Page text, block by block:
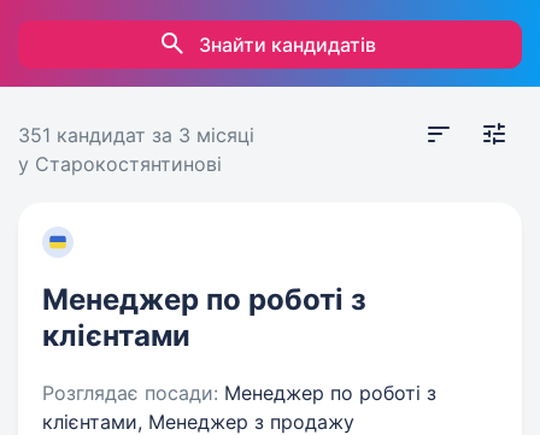
Знайти кандидатів
351 кандидат за 3 місяці
у Старокостянтинові
Менеджер по роботі з
клієнтами
Розглядає посади: Менеджер по роботі з
клієнтами, Менеджер з продажу